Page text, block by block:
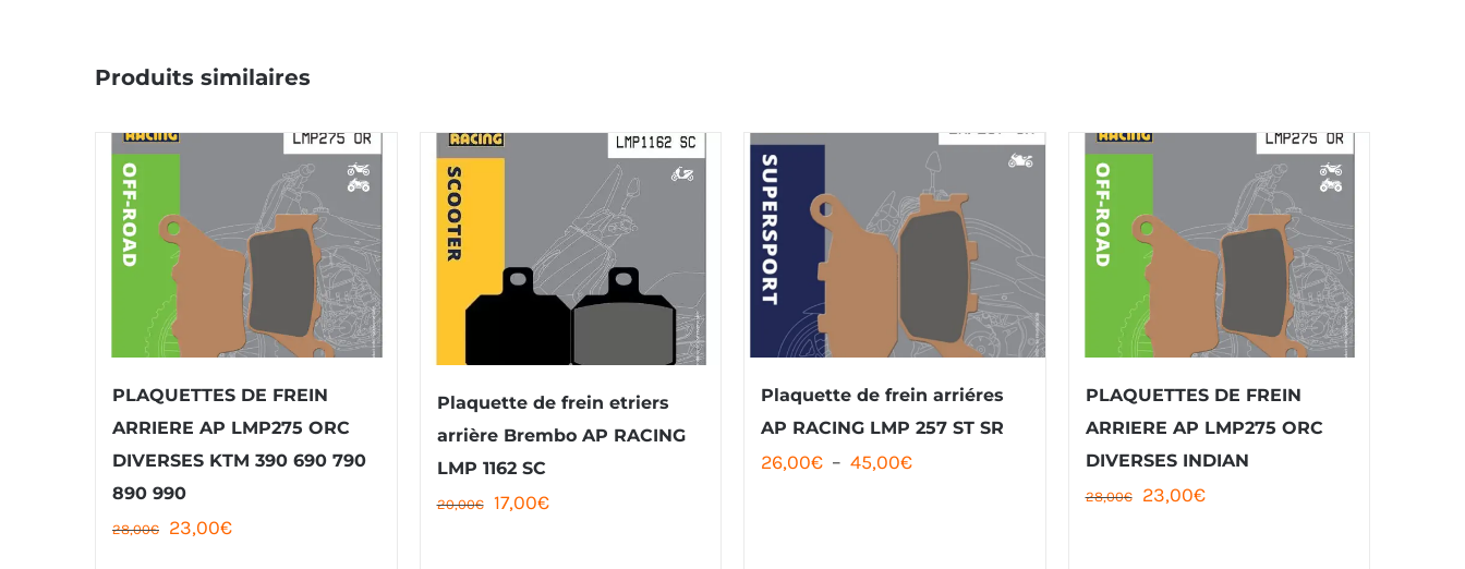
Produits similaires
PLAQUETTES DE FREIN
ARRIERE AP LMP275 ORC
DIVERSES KTM 390 690 790
890 990
28,00€
Le
23,00€Le
Plaquette de frein etriers
arrière Brembo AP RACING
LMP 1162 SC
20,00€
Le
17,00€Le
Plaquette de frein arriéres
AP RACING LMP 257 ST SR
26,00€ – 45,00€Plage
PLAQUETTES DE FREIN
ARRIERE AP LMP275 ORC
DIVERSES INDIAN
28,00€
Le
23,00€Le